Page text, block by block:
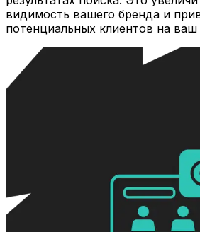
видимость вашего бренда и
потенциальных клиентов на ваш